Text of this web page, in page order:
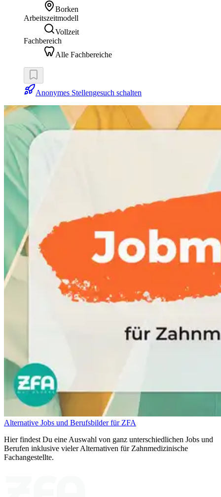
Borken
Arbeitszeitmodell
Vollzeit
Fachbereich
Alle Fachbereiche
Anonymes Stellengesuch schalten
Alternative Jobs und Berufsbilder für ZFA
Hier findest Du eine Auswahl von ganz unterschiedlichen Jobs und
Berufen inklusive vieler Alternativen für Zahnmedizinische
Fachangestellte.